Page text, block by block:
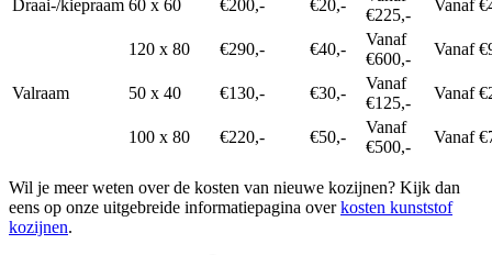
Draai-/kiepraam 60 x 60 €200,- €20,-
€225,-
Vanaf
120 x 80 €290,- €40,-
Vanaf
€600,-
Vanaf
Valraam 50 x 40 €130,- €30,-
Vanaf
€125,-
Vanaf
100 x 80 €220,- €50,-
Vanaf
€500,-
Vanaf
Wil je meer weten over de kosten van nieuwe kozijnen? Kijk dan
eens op onze uitgebreide informatiepagina overkosten kunststof
kozijnen.